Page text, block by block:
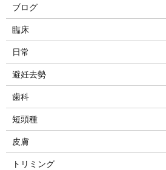
ブログ
臨床
日常
避妊去勢
歯科
短頭種
皮膚
トリミング